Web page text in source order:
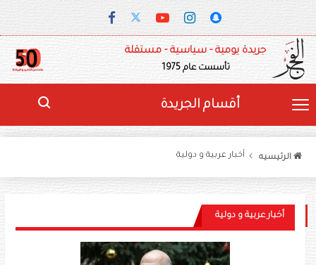
جريدة يومية - سياسية - مستقلة
تأسست عام 1975
أقسام الجريدة
الرئيسيه أخبار عربية و دولية
أخبار عربية و دولية